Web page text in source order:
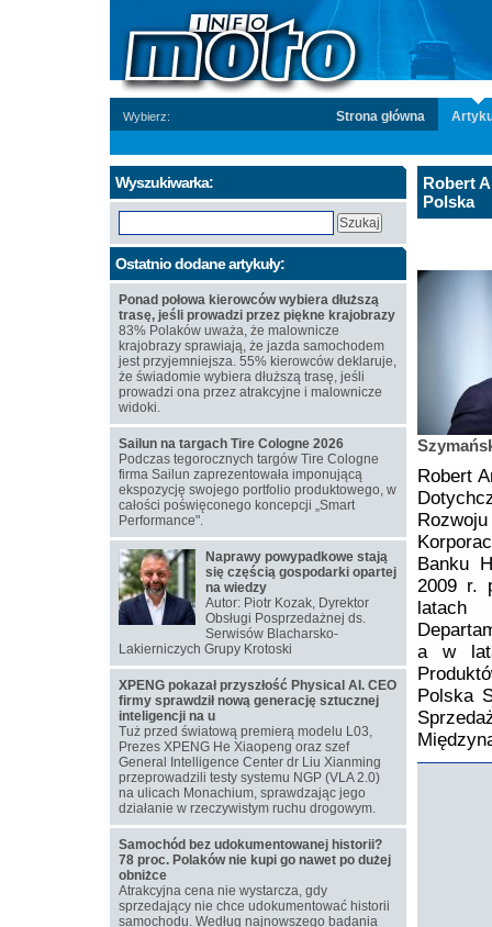
Wybierz: Strona główna
Robert
Polska
Robert
Banku
2009 r.
latach
a w
Polska
Wyszukiwarka:
Ostatnio dodane artykuły:
Ponad połowa kierowców wybiera dłuższą
trasę, jeśli prowadzi przez piękne krajobrazy
83% Polaków uważa, że malownicze
krajobrazy sprawiają, że jazda samochodem
jest przyjemniejsza. 55% kierowców deklaruje,
że świadomie wybiera dłuższą trasę, jeśli
prowadzi ona przez atrakcyjne i malownicze
widoki.
Sailun na targach Tire Cologne 2026
Podczas tegorocznych targów Tire Cologne
firma Sailun zaprezentowała imponującą
ekspozycję swojego portfolio produktowego, w
całości poświęconego koncepcji „Smart
Performance".
Naprawy powypadkowe stają
się częścią gospodarki opartej
na wiedzy
Autor: Piotr Kozak, Dyrektor
Obsługi Posprzedażnej ds.
Serwisów Blacharsko-
Lakierniczych Grupy Krotoski
XPENG pokazał przyszłość Physical AI. CEO
firmy sprawdził nową generację sztucznej
inteligencji na u
Tuż przed światową premierą modelu L03,
Prezes XPENG He Xiaopeng oraz szef
General Intelligence Center dr Liu Xianming
przeprowadzili testy systemu NGP (VLA 2.0)
na ulicach Monachium, sprawdzając jego
działanie w rzeczywistym ruchu drogowym.
Samochód bez udokumentowanej historii?
78 proc. Polaków nie kupi go nawet po dużej
obniżce
Atrakcyjna cena nie wystarcza, gdy
sprzedający nie chce udokumentować historii
samochodu. Według najnowszego badania